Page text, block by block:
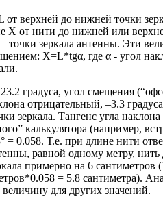
от верхней до нижней точки
Х от нити до нижней или
точки зеркала антенны. Эти
X=L*tgα, где α - угол
градуса, угол смещения
отрицательный, –3.3
зеркала. Тангенс угла
калькулятора (например,
= 0.058. Т.е. при длине нити
равной одному метру,
примерно на 6 сантиметров
= 5.8 сантиметра).
для других значений.